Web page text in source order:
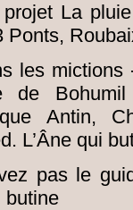
La pluie
Ponts,
les mictions
de
Antin,
L’Âne qui
pas le
butine